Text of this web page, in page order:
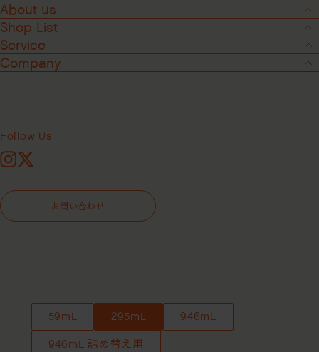
About us
Shop List
Service
Company
Follow Us
Instagram
X
お問い合わせ
ハイドレイティングクリームコンディ
59mL 295mL 946mL
946mL 詰め替え用